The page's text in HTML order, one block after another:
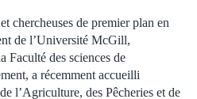
chercheuses de premier plan en
de l’Université McGill,
Faculté des sciences de
a récemment accueilli
l’Agriculture, des Pêcheries et de